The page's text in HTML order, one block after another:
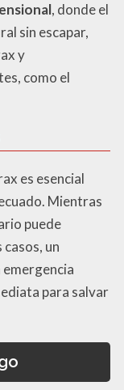
, donde el
sin escapar,
y
como el
es esencial
Mientras
puede
un
para salvar